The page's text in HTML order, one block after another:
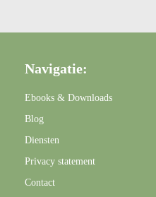
Navigatie:
Ebooks & Downloads
Blog
Diensten
Privacy statement
Contact